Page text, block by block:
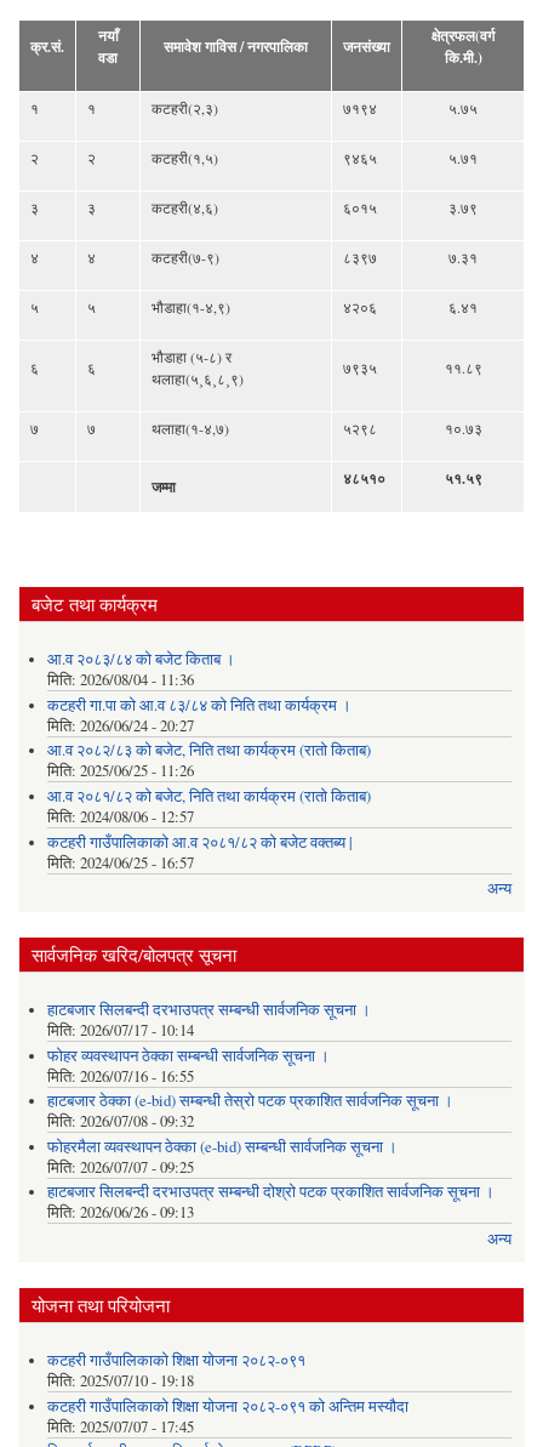
क्र.सं.
नयाँ
वडा
समावेश गाविस / नगरपालिका जनसंख्या
क्षेत्रफल(वर्ग
कि.मी.)
१ १ कटहरी(२,३) ७१९४ ५.७५
२ २ कटहरी(१,५) ९४६५ ५.७१
३ ३ कटहरी(४,६) ६०१५ ३.७९
४ ४ कटहरी(७-९) ८३९७ ७.३१
५ ५ भौडाहा(१-४,९) ४२०६ ६.४१
६ ६
भौडाहा (५-८) र
थलाहा(५¸६¸८¸९)
७९३५ ११.८९
७ ७ थलाहा(१-४,७) ५२९८ १०.७३
जम्मा ४८५१० ५१.५९
बजेट तथा कार्यक्रम
आ.व २०८३/८४ को बजेट किताब ।
मिति: 2026/08/04 - 11:36
कटहरी गा.पा को आ.व ८३/८४ को निति तथा कार्यक्रम ।
मिति: 2026/06/24 - 20:27
आ.व २०८२/८३ को बजेट, निति तथा कार्यक्रम (रातो किताब)
मिति: 2025/06/25 - 11:26
आ.व २०८१/८२ को बजेट, निति तथा कार्यक्रम (रातो किताब)
मिति: 2024/08/06 - 12:57
कटहरी गाउँपालिकाको आ.व २०८१/८२ को बजेट वक्तब्य |
मिति: 2024/06/25 - 16:57
अन्य
सार्वजनिक खरिद/बोलपत्र सूचना
हाटबजार सिलबन्दी दरभाउपत्र सम्बन्धी सार्वजनिक सूचना ।
मिति: 2026/07/17 - 10:14
फोहर व्यवस्थापन ठेक्का सम्बन्धी सार्वजनिक सूचना ।
मिति: 2026/07/16 - 16:55
हाटबजार ठेक्का (e-bid) सम्बन्धी तेस्रो पटक प्रकाशित सार्वजनिक सूचना ।
मिति: 2026/07/08 - 09:32
फोहरमैला व्यवस्थापन ठेक्का (e-bid) सम्बन्धी सार्वजनिक सूचना ।
मिति: 2026/07/07 - 09:25
हाटबजार सिलबन्दी दरभाउपत्र सम्बन्धी दोश्रो पटक प्रकाशित सार्वजनिक सूचना ।
मिति: 2026/06/26 - 09:13
अन्य
योजना तथा परियोजना
कटहरी गाउँपालिकाको शिक्षा योजना २०८२-०९१
मिति: 2025/07/10 - 19:18
कटहरी गाउँपालिकाको शिक्षा योजना २०८२-०९१ को अन्तिम मस्यौदा
मिति: 2025/07/07 - 17:45